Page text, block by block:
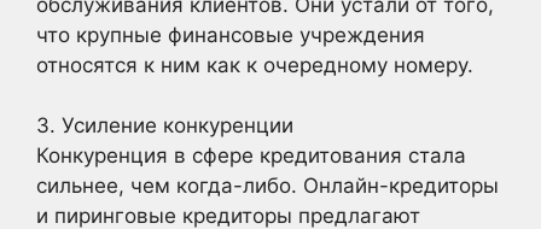
что крупные финансовые учреждения
относятся к ним как к очередному номеру.
3. Усиление конкуренции
Конкуренция в сфере кредитования стала
сильнее, чем когда-либо. Онлайн-кредиторы
и пиринговые кредиторы предлагают